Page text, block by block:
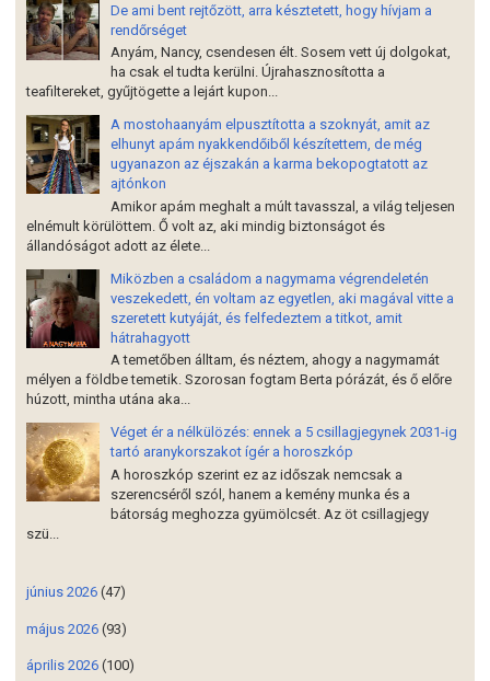
De ami bent rejtőzött, arra késztetett, hogy hívjam a
rendőrséget
Anyám, Nancy, csendesen élt. Sosem vett új dolgokat,
ha csak el tudta kerülni. Újrahasznosította a
teafiltereket, gyűjtögette a lejárt kupon...
A mostohaanyám elpusztította a szoknyát, amit az
elhunyt apám nyakkendőiből készítettem, de még
ugyanazon az éjszakán a karma bekopogtatott az
ajtónkon
Amikor apám meghalt a múlt tavasszal, a világ teljesen
elnémult körülöttem. Ő volt az, aki mindig biztonságot és
állandóságot adott az élete...
Miközben a családom a nagymama végrendeletén
veszekedett, én voltam az egyetlen, aki magával vitte a
szeretett kutyáját, és felfedeztem a titkot, amit
hátrahagyott
A temetőben álltam, és néztem, ahogy a nagymamát
mélyen a földbe temetik. Szorosan fogtam Berta pórázát, és ő előre
húzott, mintha utána aka...
Véget ér a nélkülözés: ennek a 5 csillagjegynek 2031-ig
tartó aranykorszakot ígér a horoszkóp
A horoszkóp szerint ez az időszak nemcsak a
szerencséről szól, hanem a kemény munka és a
bátorság meghozza gyümölcsét. Az öt csillagjegy
szü...
június 2026 (47)
május 2026 (93)
április 2026 (100)